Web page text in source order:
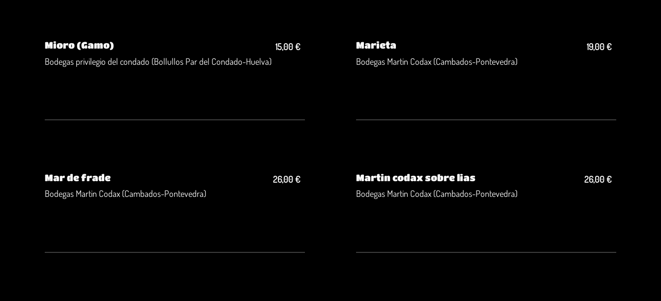
Mioro (Gamo)
Bodegas privilegio del condado (Bollullos Par del Condado-Huelva)
15,00 € Marieta
Bodegas Martin Codax (Cambados-Pontevedra)
19,00 €
Mar de frade
Bodegas Martin Codax (Cambados-Pontevedra)
26,00 € Martin codax sobre lias
Bodegas Martin Codax (Cambados-Pontevedra)
26,00 €